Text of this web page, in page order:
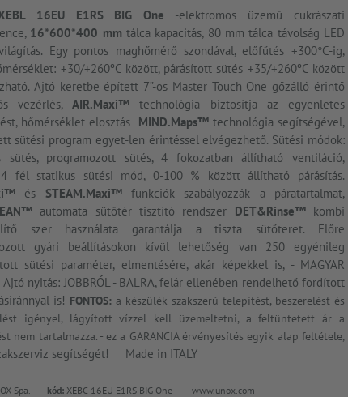
16EU E1RS BIG One -elektromos üzemű cukrászati
16*600*400 mm tálca kapacitás, 80 mm tálca távolság LED
Egy pontos maghőmérő szondával, előfűtés +300°C-ig,
+30/+260ºC között, párásított sütés +35/+260ºC között
Ajtó keretbe épített 7”-os Master Touch One gőzálló érintő
vezérlés,AIR.Maxi™ technológia biztosítja az egyenletes
hőmérséklet elosztás MIND.Maps™technológia segítségével,
sütési program egyet-len érintéssel elvégezhető. Sütési módok:
sütés, programozott sütés, 4 fokozatban állítható ventiláció,
fél statikus sütési mód, 0-100 % között állítható párásítás.
és STEAM.Maxi™funkciók szabályozzák a páratartalmat,
automata sütőtér tisztító rendszer DET&Rinse™kombi
szer használata garantálja a tiszta sütőteret. Előre
gyári beállításokon kívül lehetőség van 250 egyénileg
sütési paraméter, elmentésére, akár képekkel is, - MAGYAR
nyitás: JOBBRÓL - BALRA, felár ellenében rendelhető fordított
is! FONTOS: a készülék szakszerű telepítést, beszerelést és
igényel, lágyított vízzel kell üzemeltetni, a feltüntetett ár a
nem tartalmazza. - ez a GARANCIA érvényesítés egyik alap feltétele,
segítségét! Made in ITALY
Spa. kód: XEBC 16EU E1RS BIG One www.unox.com